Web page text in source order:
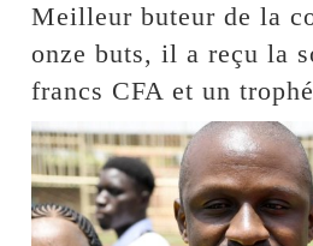
Meilleur buteur de la
onze buts, il a reçu la
francs CFA et un